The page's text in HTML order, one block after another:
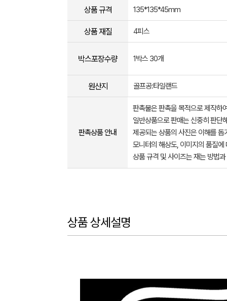
상품 규격 135*135*45mm
상품 재질 4피스
박스포장수량 1박스 30개
원산지 골프공:타일랜드
판촉상품 안내
판촉물은 판촉을 목적으로 제작하
일반상품으로 판매는 신중히 판단
제공되는 상품의 사진은 이해를
모니터의 해상도, 이미지의 품질
상품 규격 및 사이즈는 재는 방법
상품 상세설명